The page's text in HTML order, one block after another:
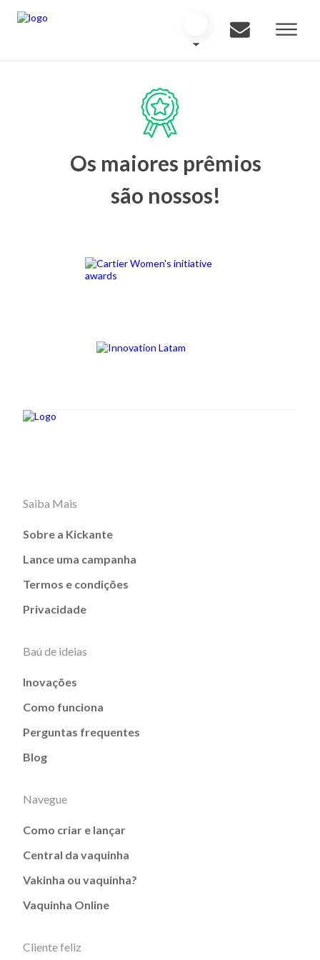
Os maiores prêmios
são nossos!
Saiba Mais
Sobre a Kickante
Lance uma campanha
Termos e condições
Privacidade
Baú de ideias
Inovações
Como funciona
Perguntas frequentes
Blog
Navegue
Como criar e lançar
Central da vaquinha
Vakinha ou vaquinha?
Vaquinha Online
Cliente feliz